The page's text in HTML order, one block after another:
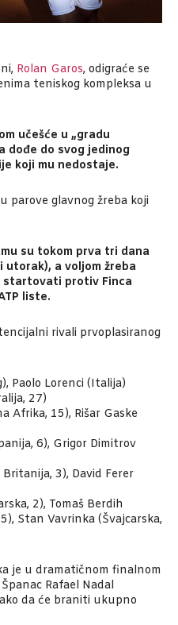
Rolan Garos, odigraće se
teniskog kompleksa u
učešće u „gradu
dođe do svog jedinog
koji mu nedostaje.
parove glavnog žreba koji
su tokom prva tri dana
a voljom žreba
startovati protiv Finca
liste.
rivali prvoplasiranog
Paolo Lorenci (Italija)
27)
Afrika, 15), Rišar Gaske
6), Grigor Dimitrov
3), David Ferer
2), Tomaš Berdih
Stan Vavrinka (Švajcarska,
je u dramatičnom finalnom
Rafael Nadal
da će braniti ukupno